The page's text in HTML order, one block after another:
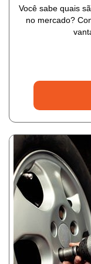
Você sabe quais
no mercado?